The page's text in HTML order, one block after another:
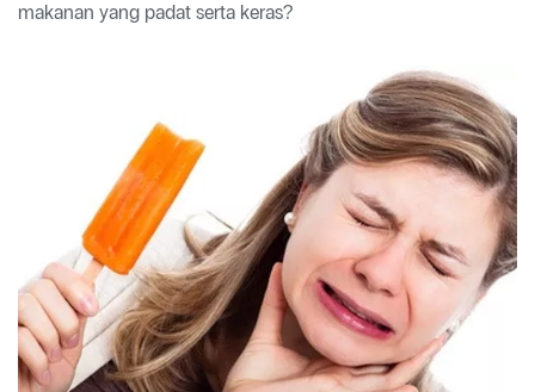
makanan yang padat serta keras?